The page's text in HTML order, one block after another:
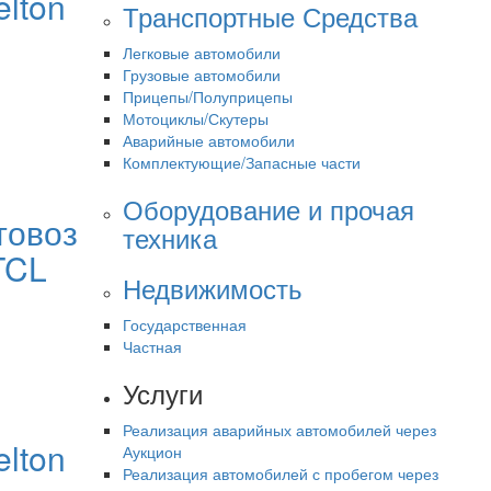
Транспортные Средства
Легковые автомобили
Грузовые автомобили
Прицепы/Полуприцепы
Мотоциклы/Скутеры
Аварийные автомобили
Комплектующие/Запасные части
Оборудование и прочая
техника
Недвижимость
Государственная
Частная
Услуги
Реализация аварийных автомобилей через
Аукцион
Реализация автомобилей с пробегом через